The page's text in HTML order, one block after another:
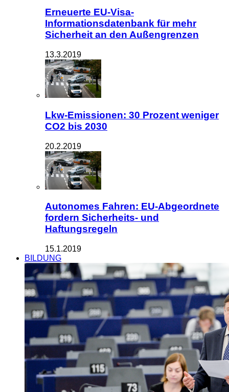
Erneuerte EU-Visa-
Informationsdatenbank für mehr
Sicherheit an den Außengrenzen
13.3.2019
Lkw-Emissionen: 30 Prozent weniger
CO2 bis 2030
20.2.2019
Autonomes Fahren: EU-Abgeordnete
fordern Sicherheits- und
Haftungsregeln
15.1.2019
BILDUNG